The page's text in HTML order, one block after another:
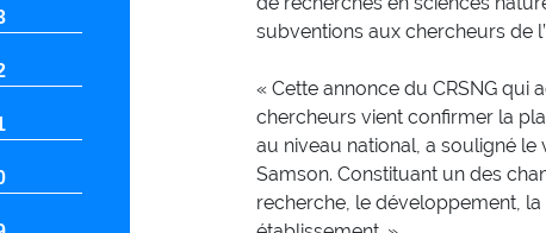
subventions aux chercheurs de
« Cette annonce du CRSNG qui
chercheurs vient confirmer la
au niveau national, a souligné le
Samson. Constituant un des
recherche, le développement,